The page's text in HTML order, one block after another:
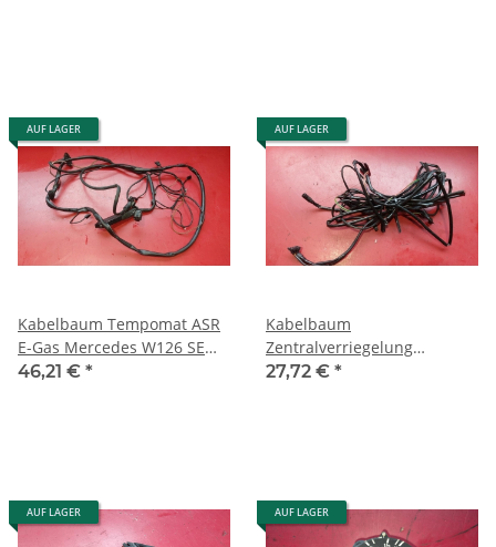
AUF LAGER
Kabelbaum Tempomat ASR
E-Gas Mercedes W126 SE
SEL SEC 1265409935
46,21 € *
AUF LAGER
Kabelbaum
Zentralverriegelung
Mercedes W126 SE SEL SEC
27,72 € *
AUF LAGER AUF LAGER